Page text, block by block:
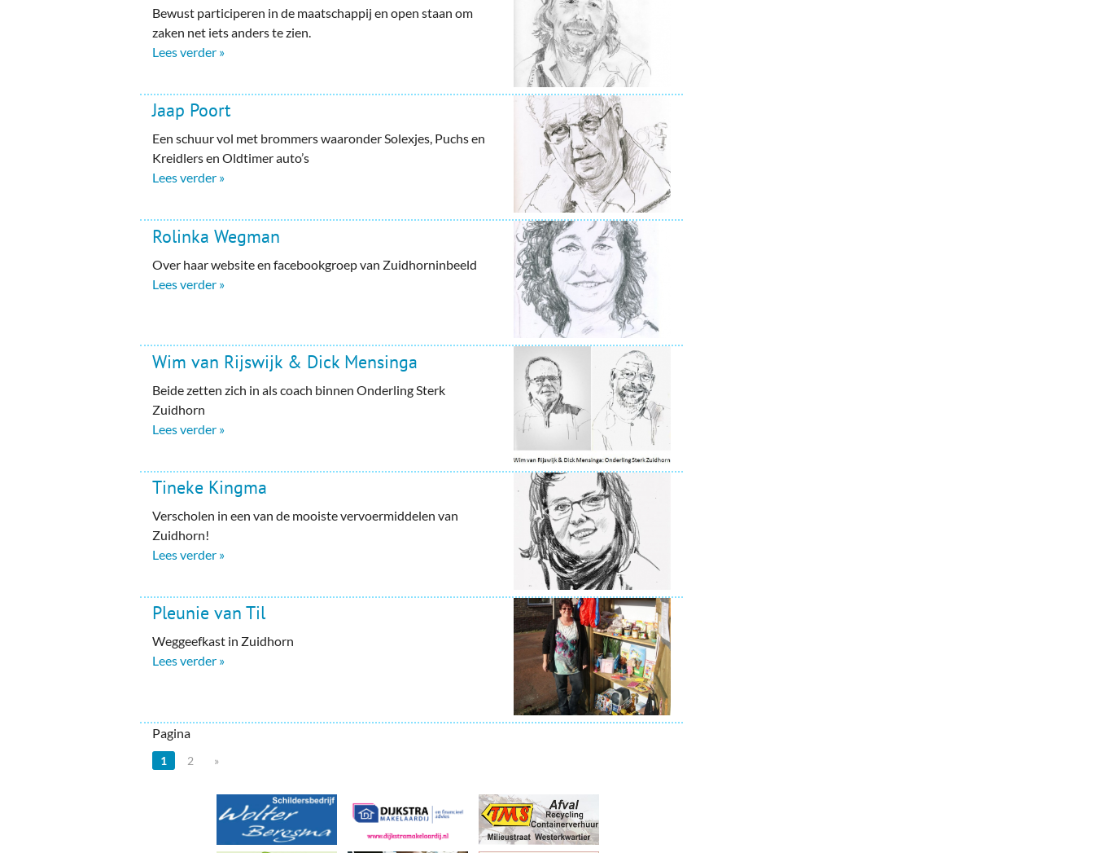
Bewust participeren in de maatschappij en open staan om
zaken net iets anders te zien.
Lees verder »
Jaap Poort
Een schuur vol met brommers waaronder Solexjes, Puchs en
Kreidlers en Oldtimer auto’s
Lees verder »
Rolinka Wegman
Over haar website en facebookgroep van Zuidhorninbeeld
Lees verder »
Wim van Rijswijk & Dick Mensinga
Beide zetten zich in als coach binnen Onderling Sterk
Zuidhorn
Lees verder »
Tineke Kingma
Verscholen in een van de mooiste vervoermiddelen van
Zuidhorn!
Lees verder »
Pleunie van Til
Weggeefkast in Zuidhorn
Lees verder »
Pagina
1 2 »